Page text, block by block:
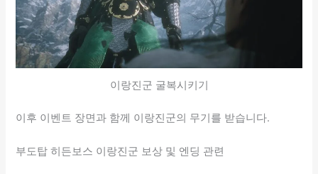
이랑진군 굴복시키기
이후 이벤트 장면과 함께 이랑진군의 무기를 받습니다.
부도탑 히든보스 이랑진군 보상 및 엔딩 관련